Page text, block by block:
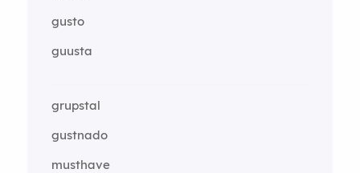
gusto
guusta
grupstal
gustnado
musthave